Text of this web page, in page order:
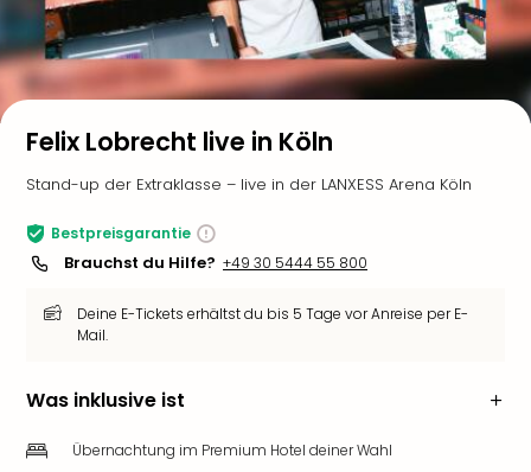
Felix Lobrecht live in Köln
Stand-up der Extraklasse – live in der LANXESS Arena Köln
Bestpreisgarantie
Brauchst du Hilfe? +49 30 5444 55 800
Deine E-Tickets erhältst du bis 5 Tage vor Anreise per E-
Mail.
Was inklusive ist
Übernachtung im Premium Hotel deiner Wahl